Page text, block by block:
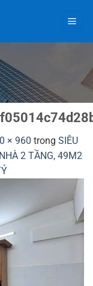
× 960 trong SIÊU
2 TẦNG, 49M2